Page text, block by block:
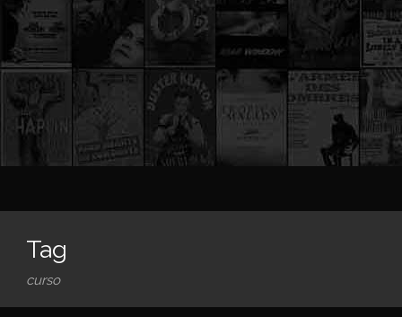
Tag
curso